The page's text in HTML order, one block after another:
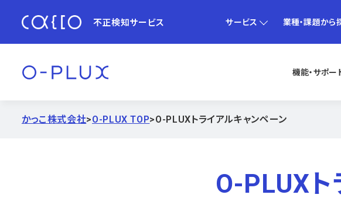
不正検知サービス サービス 業種・課題から
機能・サポー
かっこ株式会社>O-PLUX TOP>O-PLUXトライアルキャンペーン
O-PLUXト